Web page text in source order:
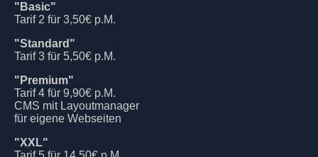
"Basic"
Tarif 2 für 3,50€ p.M.
"Standard"
Tarif 3 für 5,50€ p.M.
"Premium"
Tarif 4 für 9,90€ p.M.
CMS mit Layoutmanager
für eigene Webseiten
"XXL"